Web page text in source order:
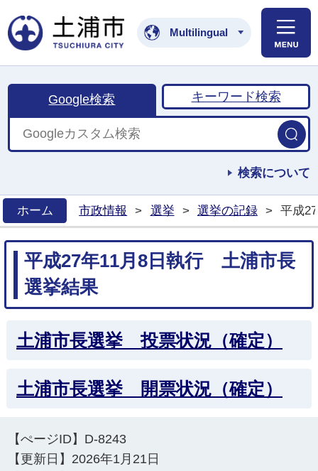
土浦市公式ホームペ
Multilingual
Google検索 キーワード検索
検索について
ホーム
市政情報 > 選挙 > 選挙の記録 > 平成
平成27年11月8日執行 土浦市長
選挙結果
土浦市長選挙 投票状況（確定）
土浦市長選挙 開票状況（確定）
【ぺージID】 D-8243
【更新日】 2026年1月21日